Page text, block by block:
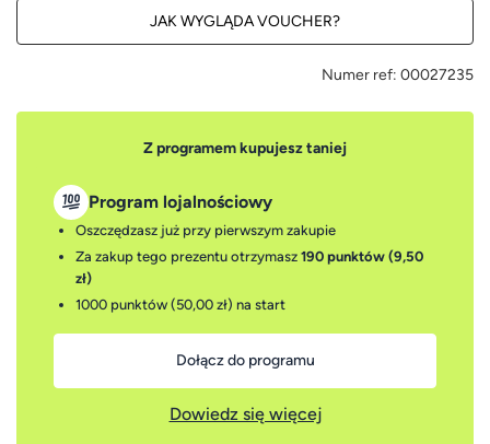
JAK WYGLĄDA VOUCHER?
Numer ref: 00027235
Z programem kupujesz taniej
Program lojalnościowy
Oszczędzasz już przy pierwszym zakupie
Za zakup tego prezentu otrzymasz 190 punktów (9,50
zł)
1000 punktów (50,00 zł) na start
Dołącz do programu
Dowiedz się więcej